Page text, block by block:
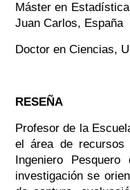
Máster en
Juan Carlos, España
Doctor en Ciencias,
RESEÑA
Profesor de la
el área de recursos
Ingeniero
investigación se